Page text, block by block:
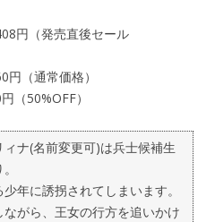
円（発売直後セール
（通常価格）
（50%OFF）
ナ(名前変更可)は兵士候補生
年に誘拐されてしまいます。
がら、王女の行方を追いかけ